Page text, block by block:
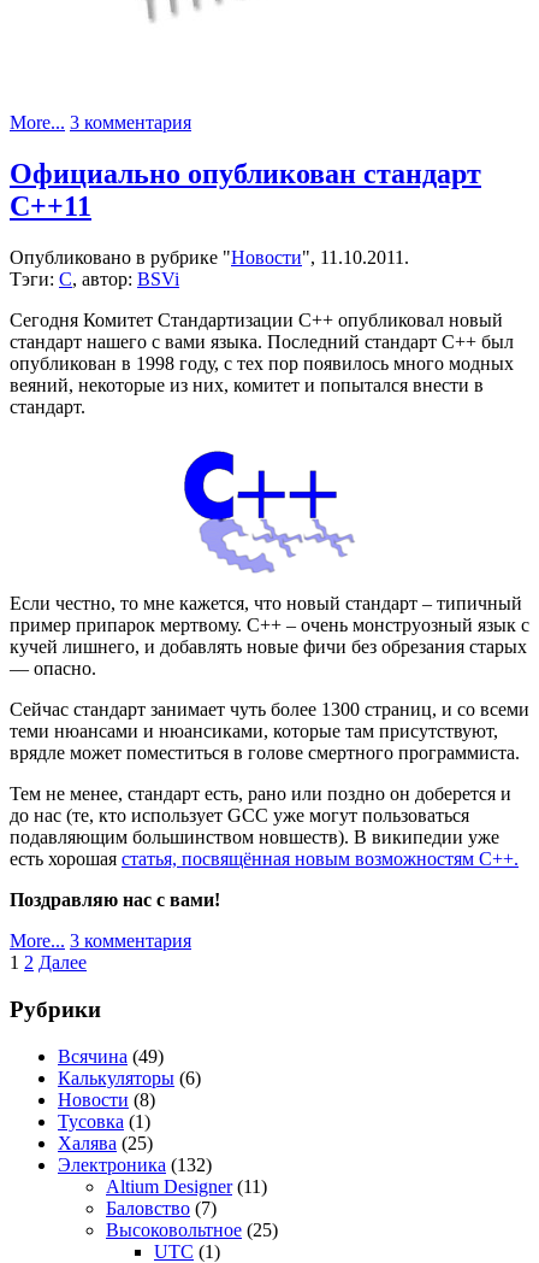
More... 3 комментарияк
Cortex-
m0
Официально опубликован стандарт
C++11
Опубликовано в рубрике "Новости", 11.10.2011.
Тэги: C, автор: BSVi
Сегодня Комитет Стандартизации C++ опубликовал новый
стандарт нашего с вами языка. Последний стандарт C++ был
опубликован в 1998 году, с тех пор появилось много модных
веяний, некоторые из них, комитет и попытался внести в
стандарт.
Если честно, то мне кажется, что новый стандарт – типичный
пример припарок мертвому. С++ – очень монструозный язык с
кучей лишнего, и добавлять новые фичи без обрезания старых
— опасно.
Сейчас стандарт занимает чуть более 1300 страниц, и со всеми
теми нюансами и нюансиками, которые там присутствуют,
врядле может поместиться в голове смертного программиста.
Тем не менее, стандарт есть, рано или поздно он доберется и
до нас (те, кто использует GCC уже могут пользоваться
подавляющим большинством новшеств). В википедии уже
есть хорошая статья, посвящённая новым возможностям C++.
Поздравляю нас с вами!
More... 3 комментарияк
Пагинация
записей
1 2 Далее
Рубрики
Всячина (49)
Калькуляторы (6)
Новости (8)
Тусовка (1)
Халява (25)
Электроника (132)
Altium Designer(11)
Баловство (7)
Высоковольтное (25)
UTC (1)